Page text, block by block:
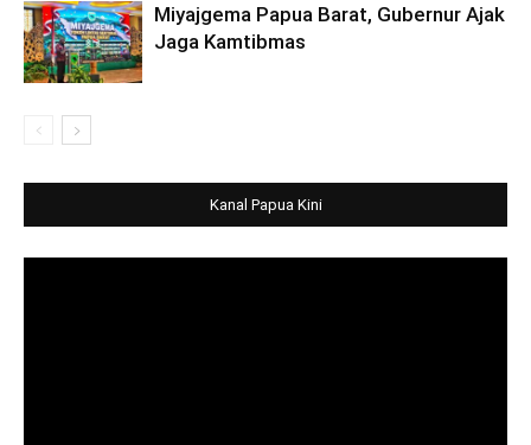
Miyajgema Papua Barat, Gubernur Ajak
Jaga Kamtibmas
Kanal Papua Kini